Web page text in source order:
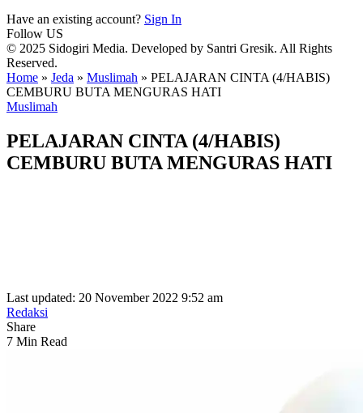
Have an existing account? Sign In
Follow US
© 2025 Sidogiri Media. Developed by Santri Gresik. All Rights
Reserved.
Home » Jeda » Muslimah » PELAJARAN CINTA (4/HABIS)
CEMBURU BUTA MENGURAS HATI
Muslimah
PELAJARAN CINTA (4/HABIS)
CEMBURU BUTA MENGURAS HATI
Last updated: 20 November 2022 9:52 am
Redaksi
Share
7 Min Read